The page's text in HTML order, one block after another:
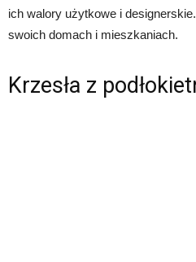
ich walory użytkowe i
swoich domach i mieszkaniach.
Krzesła z